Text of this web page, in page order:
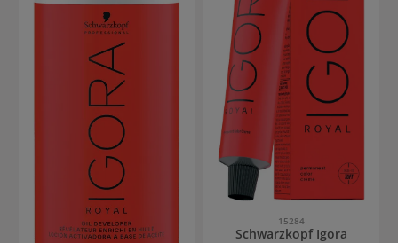
15284
Schwarzkopf Igora